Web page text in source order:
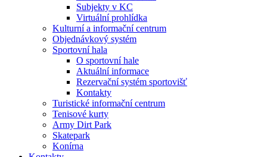
Subjekty v KC
Virtuální prohlídka
Kulturní a informační centrum
Objednávkový systém
Sportovní hala
O sportovní hale
Aktuální informace
Rezervační systém sportovišť
Kontakty
Turistické informační centrum
Tenisové kurty
Army Dirt Park
Skatepark
Konírna